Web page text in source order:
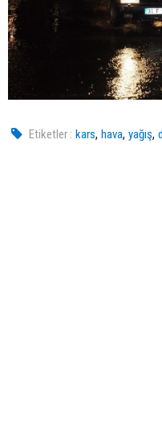
Etiketler : kars,hava,yağış,